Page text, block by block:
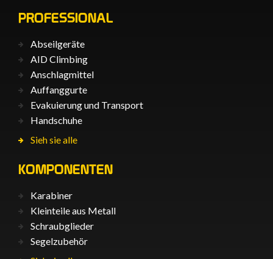
PROFESSIONAL
Abseilgeräte
AID Climbing
Anschlagmittel
Auffanggurte
Evakuierung und Transport
Handschuhe
Sieh sie alle
KOMPONENTEN
Karabiner
Kleinteile aus Metall
Schraubglieder
Segelzubehör